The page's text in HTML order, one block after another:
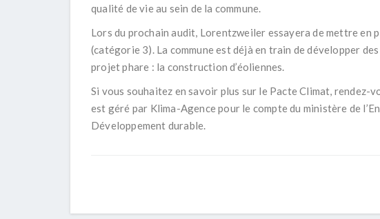
qualité de vie au sein de la commune.
Lors du prochain audit, Lorentzweiler essayera de mettre en
(catégorie 3). La commune est déjà en train de développer
projet phare : la construction d’éoliennes.
Si vous souhaitez en savoir plus sur le Pacte Climat, rendez-
est géré par Klima-Agence pour le compte du ministère de
Développement durable.